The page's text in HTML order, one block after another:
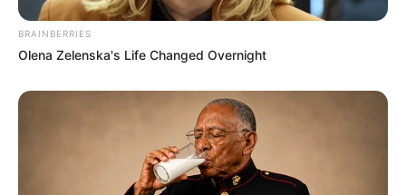
BRAINBERRIES
Olena Zelenska's Life Changed Overnight